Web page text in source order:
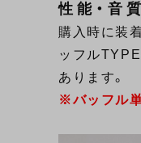
性能・音
購入時に装
ッフル
あります。
※バッフル